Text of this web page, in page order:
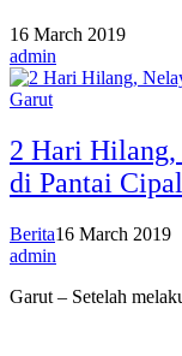
16 March 2019
admin
2 Hari Hilang,
di Pantai
Berita16 March 2019
admin
Garut – Setelah